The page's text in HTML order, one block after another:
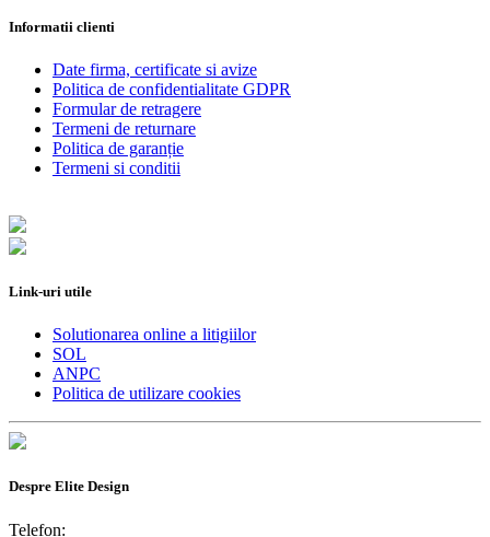
Informatii clienti
Date firma, certificate si avize
Politica de confidentialitate GDPR
Formular de retragere
Termeni de returnare
Politica de garanție
Termeni si conditii
Link-uri utile
Solutionarea online a litigiilor
SOL
ANPC
Politica de utilizare cookies
Despre Elite Design
Telefon: